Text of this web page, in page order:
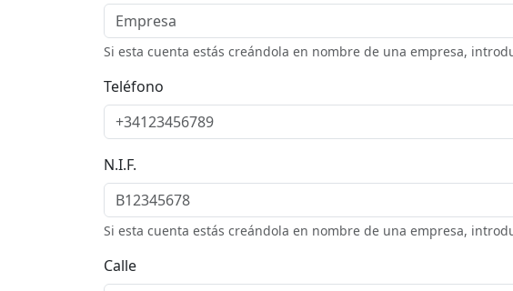
Si esta cuenta estás creándola en nombre de una empresa,
Teléfono
N.I.F.
Si esta cuenta estás creándola en nombre de una empresa,
Calle